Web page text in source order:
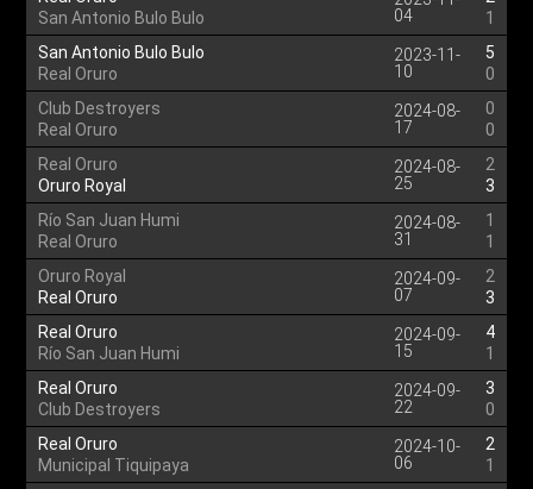
San Antonio Bulo Bulo
04
1
San Antonio Bulo Bulo
Real Oruro
2023-11-
10
5
0
Club Destroyers
Real Oruro
2024-08-
17
0
0
Real Oruro
Oruro Royal
2024-08-
25
2
3
Río San Juan Humi
Real Oruro
2024-08-
31
1
1
Oruro Royal
Real Oruro
2024-09-
07
2
3
Real Oruro
Río San Juan Humi
2024-09-
15
4
1
Real Oruro
Club Destroyers
2024-09-
22
3
0
Real Oruro
Municipal Tiquipaya
2024-10-
06
2
1